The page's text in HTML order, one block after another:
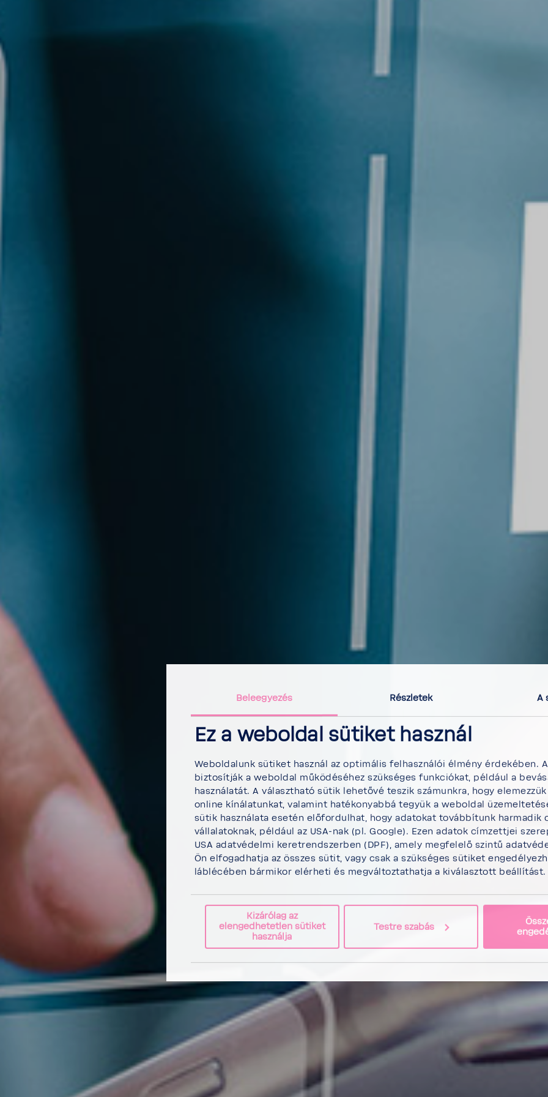
Beleegyezés Részletek A
Ez a weboldal sütiket használ
Weboldalunk sütiket használ az optimális felhasználói élmény érdekében.
biztosítják a weboldal működéséhez szükséges funkciókat, például a
használatát. A választható sütik lehetővé teszik számunkra, hogy
online kínálatunkat, valamint hatékonyabbá tegyük a weboldal
sütik használata esetén előfordulhat, hogy adatokat továbbítunk harmadik
vállalatoknak, például az USA-nak (pl. Google). Ezen adatok címzettjei
USA adatvédelmi keretrendszerben (DPF), amely megfelelő szintű
Ön elfogadhatja az összes sütit, vagy csak a szükséges sütiket
láblécében bármikor elérheti és megváltoztathatja a kiválasztott beállítást.
Kizárólag az
elengedhetetlen sütiket
használja
Testre szabás